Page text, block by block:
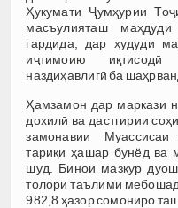
Ҳукумати Ҷумҳурии
масъулияташ
гардида, дар ҳудуди
иҷтимоию
наздиҳавлигӣ ба
Ҳамзамон дар маркази
дохилӣ ва дастгирии
замонавии Муассисаи
тариқи ҳашар бунёд ва
шуд. Бинои мазкур
толори таълимӣ
982,8 ҳазор сомониро